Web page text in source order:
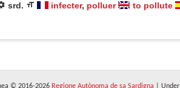
srd. infecter, polluer to pollute
© 2016-2026 Regione Autònoma de sa Sardigna | Under